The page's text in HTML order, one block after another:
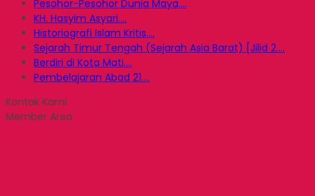
Pesohor-Pesohor Dunia Maya....
KH. Hasyim Asyari....
Historiografi Islam Kritis....
Sejarah Timur Tengah (Sejarah Asia Barat) [Jilid 2....
Berdiri di Kota Mati....
Pembelajaran Abad 21....
Kontak Kami
Member Area